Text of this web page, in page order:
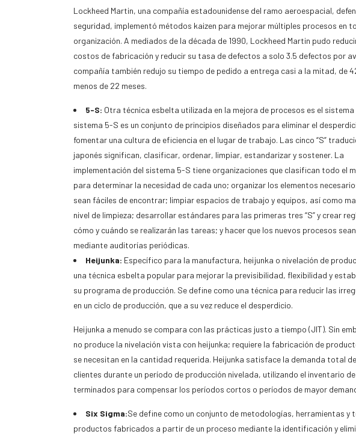
Lockheed Martin, una compañía estadounidense del ramo aeroespacial,
seguridad, implementó métodos kaizen para mejorar múltiples procesos en
organización. A mediados de la década de 1990, Lockheed Martin pudo
costos de fabricación y reducir su tasa de defectos a solo 3.5 defectos por
compañía también redujo su tiempo de pedido a entrega casi a la mitad, de
menos de 22 meses.
5-S: Otra técnica esbelta utilizada en la mejora de procesos es el sistema
sistema 5-S es un conjunto de principios diseñados para eliminar el
fomentar una cultura de eficiencia en el lugar de trabajo. Las cinco “S”
japonés significan, clasificar, ordenar, limpiar, estandarizar y sostener. La
implementación del sistema 5-S tiene organizaciones que clasifican todo el
para determinar la necesidad de cada uno; organizar los elementos
sean fáciles de encontrar; limpiar espacios de trabajo y equipos, así como
nivel de limpieza; desarrollar estándares para las primeras tres “S” y crear
cómo y cuándo se realizarán las tareas; y hacer que los nuevos procesos
mediante auditorías periódicas.
Heijunka: Específico para la manufactura, heijunka o nivelación de
una técnica esbelta popular para mejorar la previsibilidad, flexibilidad y
su programa de producción. Se define como una técnica para reducir las
en un ciclo de producción, que a su vez reduce el desperdicio.
Heijunka a menudo se compara con las prácticas justo a tiempo (JIT). Sin
no produce la nivelación vista con heijunka; requiere la fabricación de
se necesitan en la cantidad requerida. Heijunka satisface la demanda total
clientes durante un período de producción nivelada, utilizando el inventario
terminados para compensar los períodos cortos o períodos de mayor
Six Sigma:Se define como un conjunto de metodologías, herramientas
productos fabricados a partir de un proceso mediante la identificación y